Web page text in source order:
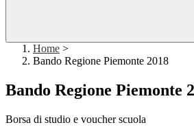
Home >
Bando Regione Piemonte 2018
Bando Regione Piemonte
Borsa di studio e voucher scuola